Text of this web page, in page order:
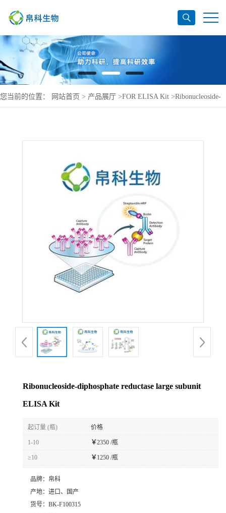
您当前的位置： 网站首页 > 产品展厅 >FOR ELISA Kit >Ribonucleoside-
Ribonucleoside-diphosphate reductase large subunit
ELISA Kit
起订量 (瓶) 价格
1-10 ￥2350 /瓶
≥10 ￥ 1250 /瓶
品牌： 帛科
产地： 进口、国产
货号： BK-F100315